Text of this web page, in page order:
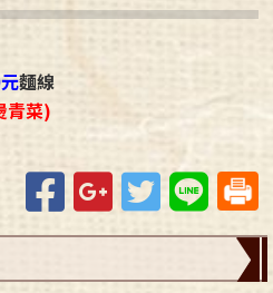
元麵線
青菜)
FacebookGoogle+TwitterLine